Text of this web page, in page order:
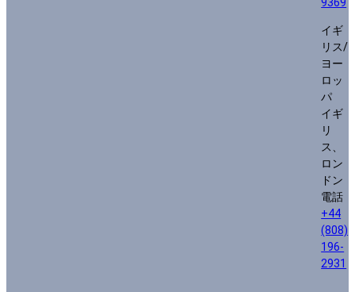
イギ
リス/
ヨー
ロッ
パ
イギ
リ
ス、
ロン
ドン
電話
+44
(808)
196-
2931